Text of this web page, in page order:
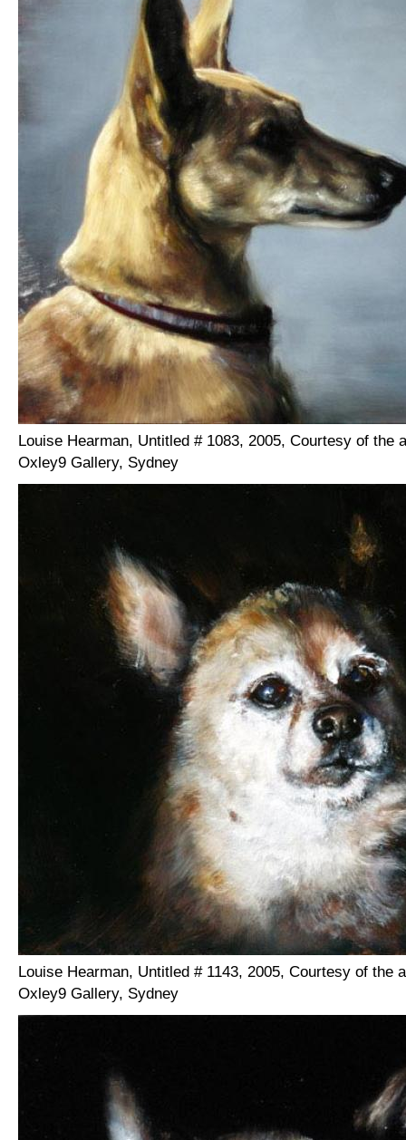
Louise Hearman, Untitled # 1083, 2005, Courtesy of the
Oxley9 Gallery, Sydney
Louise Hearman, Untitled # 1143, 2005, Courtesy of the
Oxley9 Gallery, Sydney